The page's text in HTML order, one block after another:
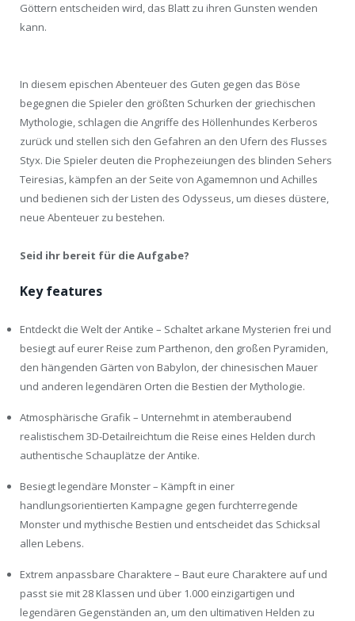
Göttern entscheiden wird, das Blatt zu ihren Gunsten wenden
kann.
In diesem epischen Abenteuer des Guten gegen das Böse
begegnen die Spieler den größten Schurken der griechischen
Mythologie, schlagen die Angriffe des Höllenhundes Kerberos
zurück und stellen sich den Gefahren an den Ufern des Flusses
Styx. Die Spieler deuten die Prophezeiungen des blinden Sehers
Teiresias, kämpfen an der Seite von Agamemnon und Achilles
und bedienen sich der Listen des Odysseus, um dieses düstere,
neue Abenteuer zu bestehen.
Seid ihr bereit für die Aufgabe?
Key features
Entdeckt die Welt der Antike – Schaltet arkane Mysterien frei und
besiegt auf eurer Reise zum Parthenon, den großen Pyramiden,
den hängenden Gärten von Babylon, der chinesischen Mauer
und anderen legendären Orten die Bestien der Mythologie.
Atmosphärische Grafik – Unternehmt in atemberaubend
realistischem 3D-Detailreichtum die Reise eines Helden durch
authentische Schauplätze der Antike.
Besiegt legendäre Monster – Kämpft in einer
handlungsorientierten Kampagne gegen furchterregende
Monster und mythische Bestien und entscheidet das Schicksal
allen Lebens.
Extrem anpassbare Charaktere – Baut eure Charaktere auf und
passt sie mit 28 Klassen und über 1.000 einzigartigen und
legendären Gegenständen an, um den ultimativen Helden zu